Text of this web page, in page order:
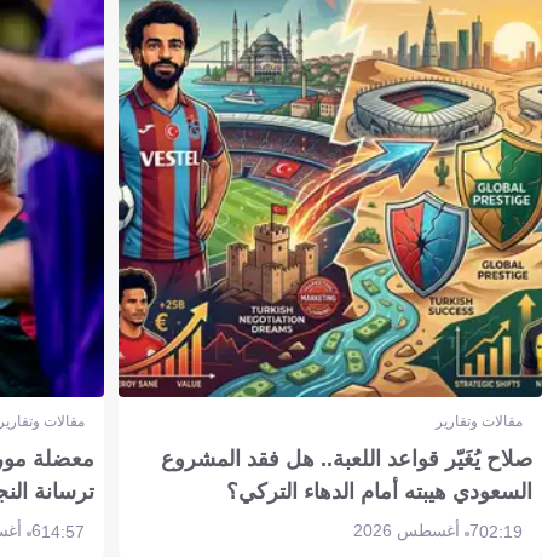
مقالات وتقارير
صلاح يُغَيّر قواعد اللعبة.. هل فقد المشروع
السعودي هيبته أمام الدهاء التركي؟
02:197 أغسطس 2026
مقالات
معضلة
ترسانة
14:576 أغسطس 2026